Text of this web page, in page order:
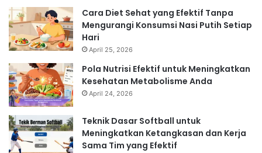
Cara Diet Sehat yang Efektif Tanpa
Mengurangi Konsumsi Nasi Putih Setiap
Hari
April 25, 2026
Pola Nutrisi Efektif untuk Meningkatkan
Kesehatan Metabolisme Anda
April 24, 2026
Teknik Dasar Softball untuk
Meningkatkan Ketangkasan dan Kerja
Sama Tim yang Efektif